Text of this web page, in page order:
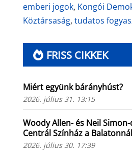
emberi jogok, Kongói
Köztársaság, tudatos
FRISS CIKKEK
Miért együnk bárányhúst?
2026. július 31. 13:15
Woody Allen- és Neil
Centrál Színház a Balatonnál
2026. július 30. 17:39